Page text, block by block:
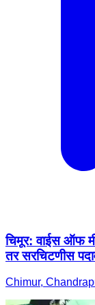
चिमूर: वाईस ऑफ
तर सरचिटणीस
Chimur,